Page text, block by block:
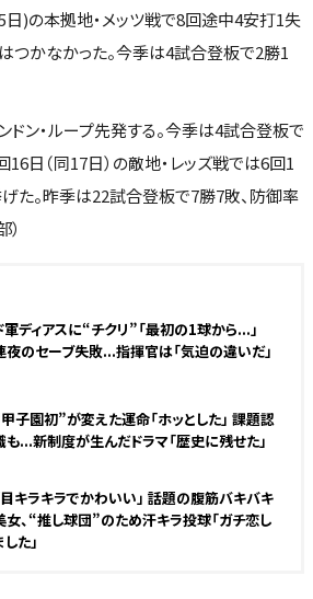
)の本拠地・メッツ戦で8回途中4安打1失
つかなかった。今季は4試合登板で2勝1
ドン・ループ先発する。今季は4試合登板で
16日（同17日）の敵地・レッズ戦では6回1
た。昨季は22試合登板で7勝7敗、防御率
軍ディアスに“チクリ”「最初の1球から...」
夜のセーブ失敗...指揮官は「気迫の違いだ」
子園初”が変えた運命「ホッとした」 課題認
も...新制度が生んだドラマ「歴史に残せた」
目キラキラでかわいい」 話題の腹筋バキバキ
女、“推し球団”のため汗キラ投球「ガチ恋し
した」